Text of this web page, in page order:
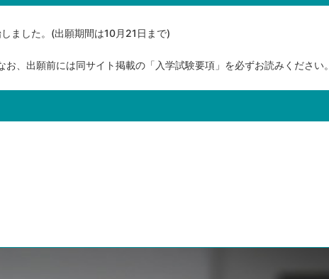
ました。(出願期間は10月21日まで)
お、出願前には同サイト掲載の「入学試験要項」を必ずお読みください。